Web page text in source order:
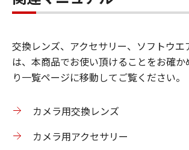
交換レンズ、アクセサリー、ソフトウエ
は、本商品でお使い頂けることをお確か
り一覧ページに移動してご覧ください。
カメラ用交換レンズ
カメラ用アクセサリー